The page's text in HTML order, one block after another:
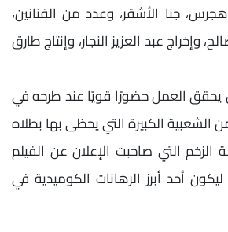
جنا الأشقر، وعدد من الفنانين،
وإخراج عبد العزيز النجار، وإنتاج طارق
يحقق العمل حضورًا قويًا عند طرحه في
الكبيرة التي يحظى بها بطلاه
الزخم التي صاحبت الإعلان عن الفيلم
أحد أبرز الرهانات الكوميدية في